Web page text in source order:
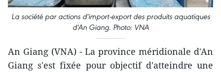
La société par actions d'import-export des produits aquatiques
d'An Giang. Photo: VNA
An Giang (VNA) - La province méridionale d'An
Giang s'est fixée pour objectif d'atteindre une